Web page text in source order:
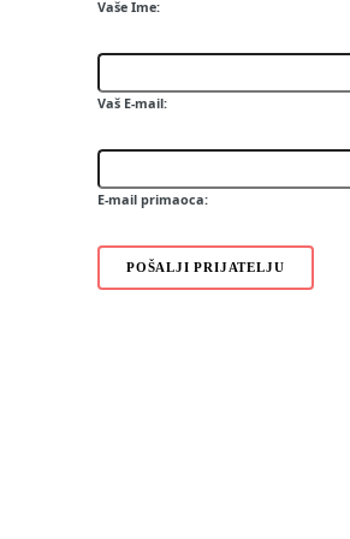
KU2100
GD580 Lollipop
GD880 Mini
GS200
Vaše Ime:
Vaš E-mail:
E-mail primaoca:
POŠALJI PRIJATELJU